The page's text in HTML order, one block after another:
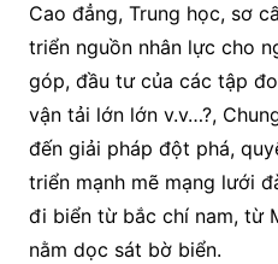
Cao đẳng, Trung học, sơ
triển nguồn nhân lực cho
góp, đầu tư của các tập
vận tải lớn lớn v.v…?,
đến giải pháp đột phá,
triển mạnh mẽ mạng lưới
đi biển từ bắc chí nam, từ
nằm dọc sát bờ biển.